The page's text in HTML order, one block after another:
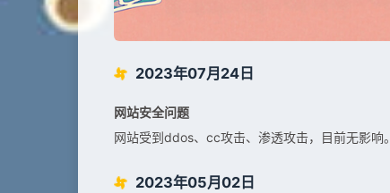
2023年07月24日
网站安全问题
网站受到ddos、cc攻击、渗透攻击，目前无影响。
2023年05月02日